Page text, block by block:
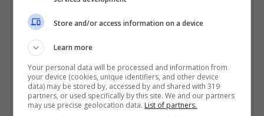
LEGGI ANCHE ->Bagnaia contro
Quartararo: c’è ancora un trofeo in ballo
Nuovo team, nuovi stimoli
Store and/or access information on a device
Learn more
Your personal data will be processed and information from
your device (cookies, unique identifiers, and other device
data) may be stored by, accessed by and shared with 319
partners, or used specifically by this site. We and our partners
may use precise geolocation data. List of partners.